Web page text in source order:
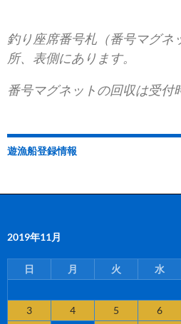
釣り座席番号札（番号マグネ
所、表側にあります。
番号マグネットの回収は受付
遊漁船登録情報
2019年11月
日 月 火 水
3
4 5 6